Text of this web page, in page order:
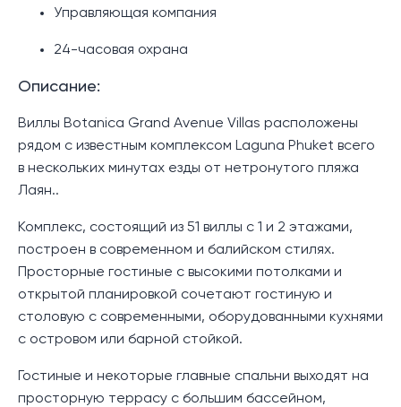
Управляющая компания
24-часовая охрана
Описание:
Виллы Botanica Grand Avenue Villas расположены
рядом с известным комплексом Laguna Phuket всего
в нескольких минутах езды от нетронутого пляжа
Лаян..
Комплекс, состоящий из 51 виллы с 1 и 2 этажами,
построен в современном и балийском стилях.
Просторные гостиные с высокими потолками и
открытой планировкой сочетают гостиную и
столовую с современными, оборудованными кухнями
с островом или барной стойкой.
Гостиные и некоторые главные спальни выходят на
просторную террасу с большим бассейном,